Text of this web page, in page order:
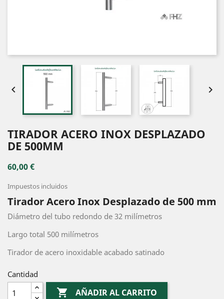
 
TIRADOR ACERO INOX DESPLAZADO
DE 500MM
60,00 €
Impuestos incluidos
Tirador Acero Inox Desplazado de 500 mm
Diámetro del tubo redondo de 32 milímetros
Largo total 500 milímetros
Tirador de acero inoxidable acabado satinado
Cantidad
 AÑADIR AL CARRITO